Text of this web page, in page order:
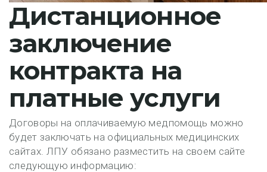
Дистанционное
заключение
контракта на
платные услуги
Договоры на оплачиваемую медпомощь можно
будет заключать на официальных медицинских
сайтах. ЛПУ обязано разместить на своем сайте
следующую информацию: